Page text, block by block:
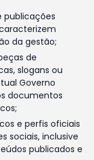
publicações
da gestão;
de
slogans ou
Governo
documentos
e perfis oficiais
sociais, inclusive
publicados e